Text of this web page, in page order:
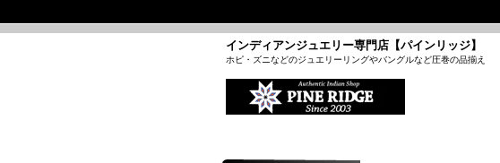
インディアンジュエリー専門店【パインリッジ】
ホピ・ズニなどのジュエリーリングやバングルなど圧巻の品揃え